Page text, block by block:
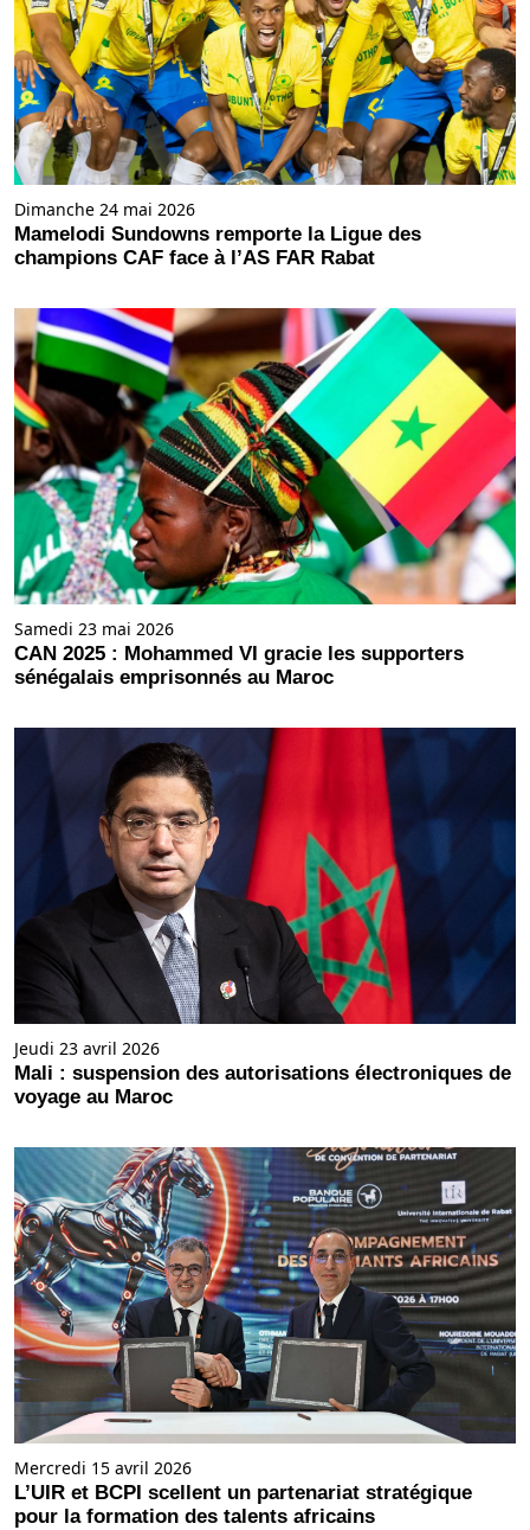
Dimanche 24 mai 2026
Mamelodi Sundowns remporte la Ligue des
champions CAF face à l’AS FAR Rabat
Samedi 23 mai 2026
CAN 2025 : Mohammed VI gracie les supporters
sénégalais emprisonnés au Maroc
Jeudi 23 avril 2026
Mali : suspension des autorisations électroniques de
voyage au Maroc
Mercredi 15 avril 2026
L’UIR et BCPI scellent un partenariat stratégique
pour la formation des talents africains